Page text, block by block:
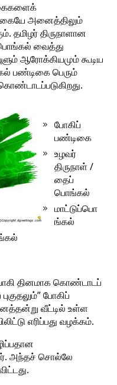
அனைத்திலும்
தமிழர் திருநாளான
வைத்து
ஆரோக்கியமும் கூடிய
பண்டிகை பெரும்
போகிப்
பண்டிகை
உழவர்
திருநாள் /
தைப்
பொங்கல்
மாட்டுப்பொ
ங்கல்
தினமாக கொண்டாடப்
போகிப்
வீட்டில் உள்ள
எரிப்பது வழக்கம்.
அந்தச் சொல்லே